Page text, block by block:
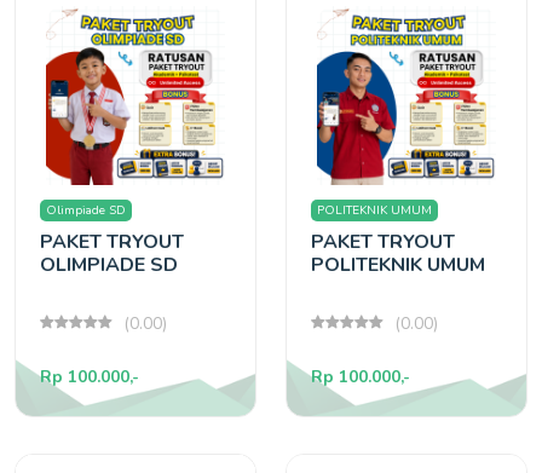
Olimpiade SD
PAKET TRYOUT
OLIMPIADE SD
(0.00)
Rp 100.000,-
POLITEKNIK UMUM
PAKET TRYOUT
POLITEKNIK UMUM
(0.00)
Rp 100.000,-